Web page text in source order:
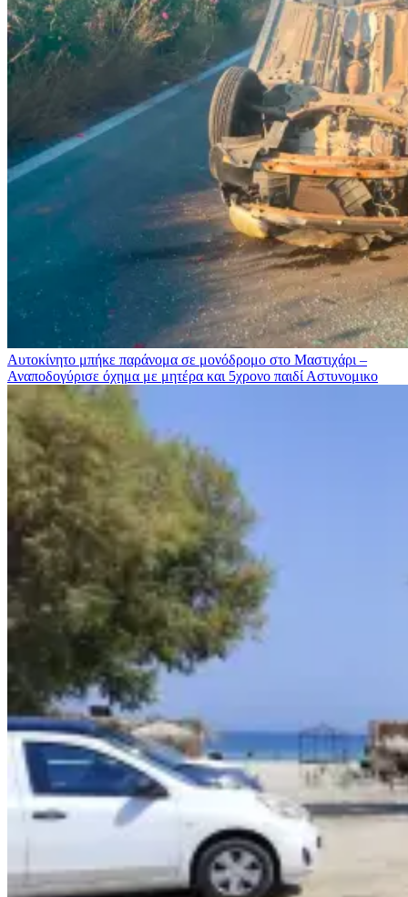
Αυτοκίνητο μπήκε παράνομα σε μονόδρομο στο Μαστιχάρι –
Αναποδογύρισε όχημα με μητέρα και 5χρονο παιδί Αστυνομικο